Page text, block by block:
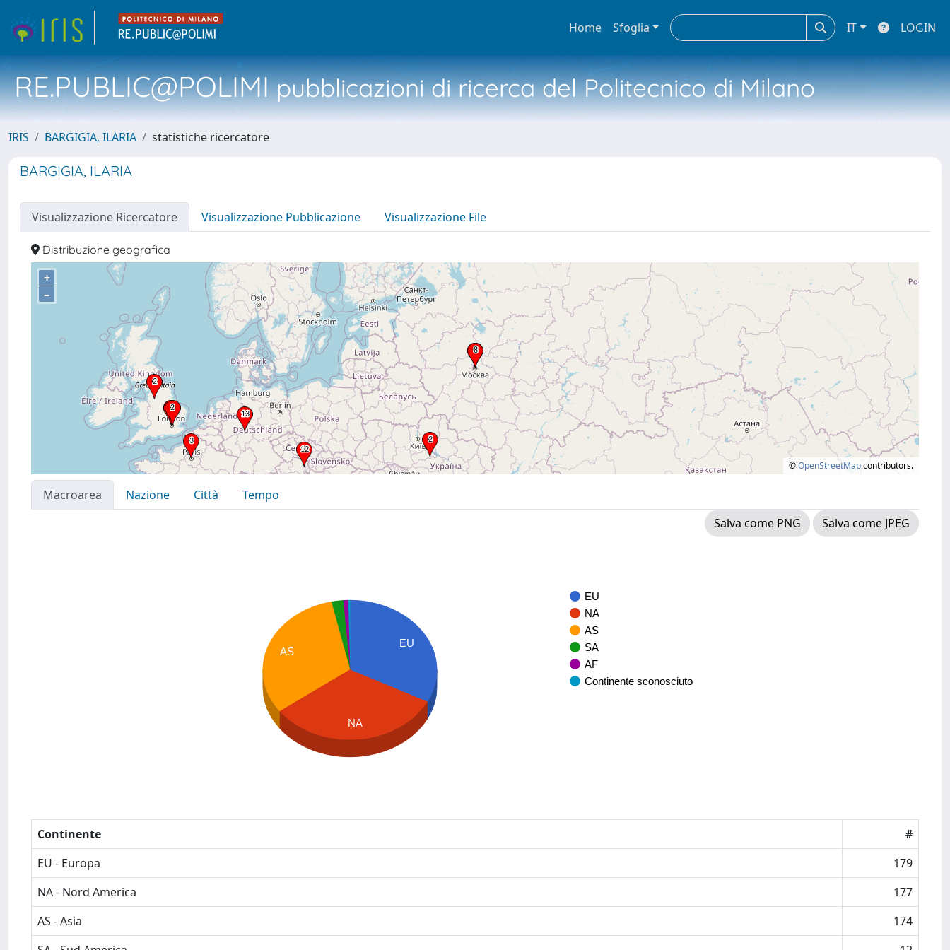
Home Sfoglia IT LOGIN
RE.PUBLIC@POLIMIpubblicazioni di ricerca del Politecnico di Milano
IRIS BARGIGIA, ILARIA statistiche ricercatore
BARGIGIA, ILARIA
Visualizzazione Ricercatore Visualizzazione Pubblicazione Visualizzazione File
Distribuzione geografica
+
–
©OpenStreetMapcontributors.
Macroarea Nazione Città
Tempo
Salva come PNG
Salva come JPEG
EU
NA
AS
SA
AF
Continente sconosciuto
EU
AS
NA
Continente
#
EU - Europa
179
NA - Nord America
177
AS - Asia
174